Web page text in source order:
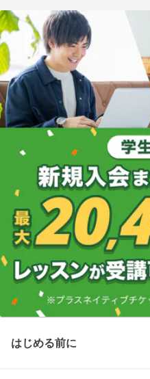
はじめる前に